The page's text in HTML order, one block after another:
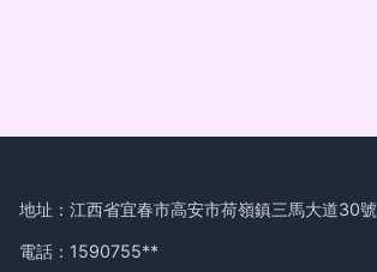
地址：江西省宜春市高安市荷嶺鎮三馬大道30號
電話：1590755**